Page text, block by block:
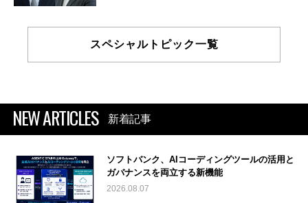
スペシャルトピック一覧
NEW ARTICLES 新着記事
ソフトバンク、AIコーディングツールの活用と
ガバナンスを両立する新機能
2026.08.07